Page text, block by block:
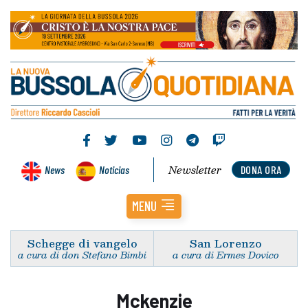
News Noticias DONA ORA
Newsletter
MENU
Schegge di vangelo
a cura di don Stefano Bimbi
San Lorenzo
a cura di Ermes Dovico
Mckenzie